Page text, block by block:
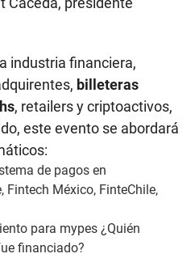
industria financiera,
billeteras
, retailers y criptoactivos,
este evento se abordará
de pagos en
Fintech México, FinteChile,
para mypes ¿Quién
financiado?